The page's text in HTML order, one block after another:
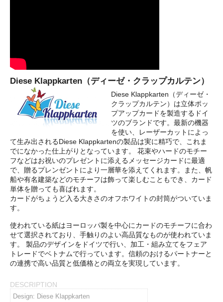
Diese Klappkarten（ディーゼ・クラップカルテン）
Diese Klappkarten（ディーゼ・
クラップカルテン）は立体ポッ
プアップカードを製造するドイ
ツのブランドです。最新の機器
を使い、レーザーカットによっ
て生み出されるDiese Klappkartenの製品は実に精巧で、これま
でになかった仕上がりとなっています。 花束やハードのモチー
フなどはお祝いのプレゼントに添えるメッセージカードに最適
で、贈るプレンゼントにより一層華を添えてくれます。また、帆
船や有名建築などのモチーフは飾って楽しむこともでき、カード
単体を贈っても喜ばれます。
カードがちょうど入る大きさのオフホワイトの封筒がついていま
す。
使われている紙はヨーロッパ製を中心にカードのモチーフに合わ
せて選択されており、手触りのよい高品質なものが使われていま
す。 製品のデザインをドイツで行い、加工・組み立てをフェア
トレードでベトナムで行っています。信頼のおけるパートナーと
の連携で高い品質と低価格との両立を実現しています。
DESCRIPTION
Design: Diese Klappkarten
マガジン
カウント